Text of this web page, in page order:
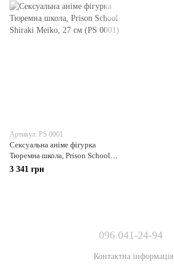
Артикул: PS 0001
Сексуальна аніме фігурка
Тюремна школа, Prison School
Shiraki Meiko, 27 см (PS 0001)
3 341 грн
096 041-24-94
Контактна інформація